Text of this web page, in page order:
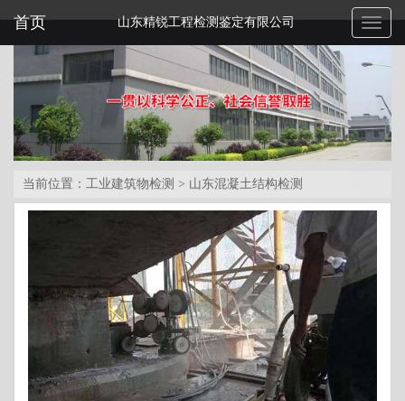
Toggle
首页 山东精锐工程检测鉴定有限公司
当前位置： 工业建筑物检测 > 山东混凝土结构检测